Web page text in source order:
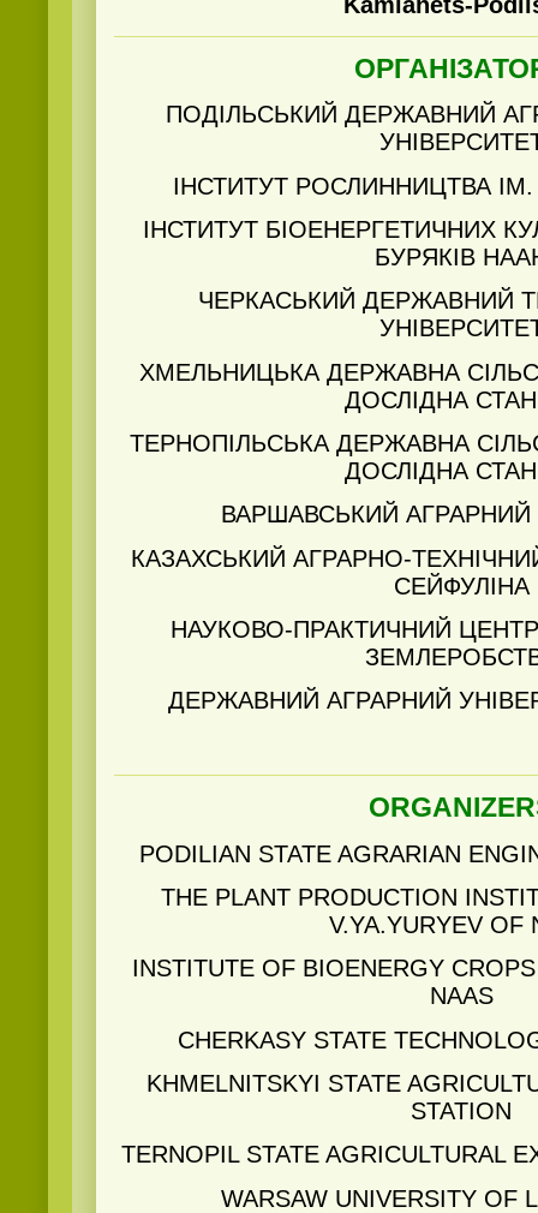
ПОДІЛЬСЬКИЙ ДЕРЖАВНИЙ
ІНСТИТУТ РОСЛИННИЦТВА
ІНСТИТУТ БІОЕНЕРГЕТИЧНИХ
БУРЯКІВ
ЧЕРКАСЬКИЙ ДЕРЖАВНИЙ
ХМЕЛЬНИЦЬКА ДЕРЖАВНА
ДОСЛІДНА
ТЕРНОПІЛЬСЬКА ДЕРЖАВНА
ДОСЛІДНА
ВАРШАВСЬКИЙ АГРАРНИЙ
КАЗАХСЬКИЙ АГРАРНО-
СЕЙФУЛІНА
НАУКОВО-ПРАКТИЧНИЙ ЦЕНТР
ДЕРЖАВНИЙ АГРАРНИЙ
PODILIAN STATE AGRARIAN
THE РLANT PRODUCTION
V.YA.YURYEV OF
INSTITUTE OF BIOENERGY
NAAS
CHERKASY STATE
KHMELNITSKYI STATE
STATION
TERNOPIL STATE AGRICULTURAL
WARSAW UNIVERSITY OF